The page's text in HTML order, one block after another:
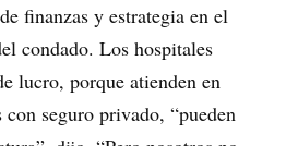
finanzas y estrategia en el
condado. Los hospitales
lucro, porque atienden en
con seguro privado, “pueden